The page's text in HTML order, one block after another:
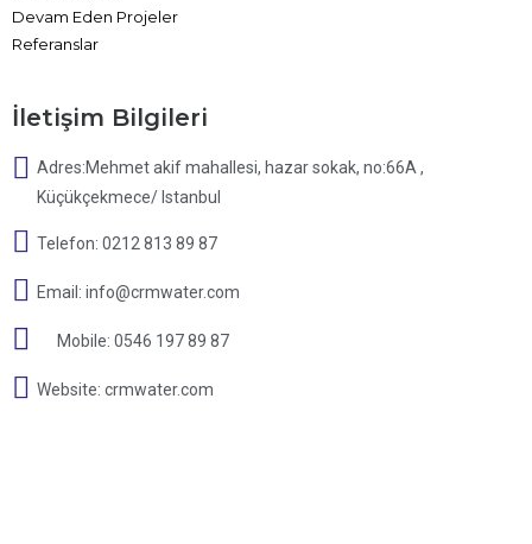
Devam Eden Projeler
Referanslar
İletişim Bilgileri
Adres:Mehmet akif mahallesi, hazar sokak, no:66A ,
Küçükçekmece/ Istanbul
Telefon: 0212 813 89 87
Email: info@crmwater.com
Mobile: 0546 197 89 87
Website: crmwater.com